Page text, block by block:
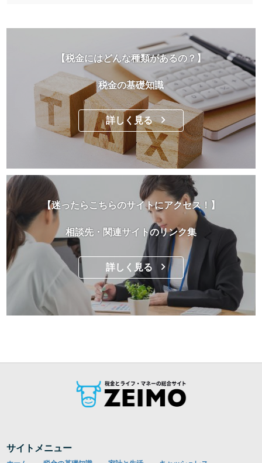
【税金にはどんな種類があるの？】
税金の基礎知識
詳しく見る
【迷ったらこちらのサイトにアクセス！】
相談先・関連サイトのリンク集
詳しく見る
サイトメニュー